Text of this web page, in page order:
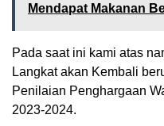
Mendapat Makanan
Pada saat ini kami atas
Langkat akan Kembali
Penilaian Penghargaan
2023-2024.